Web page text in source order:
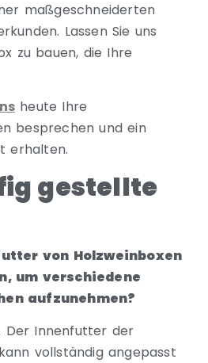
maßgeschneiderten
Lassen Sie uns
zu bauen, die Ihre
heute Ihre
besprechen und ein
erhalten.
gestellte
von Holzweinboxen
um verschiedene
aufzunehmen?
Der Innenfutter der
vollständig angepasst